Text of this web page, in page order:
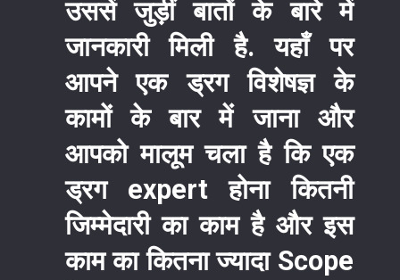
उससें जुड़ीं बातों के बारे में
जानकारी मिली है. यहाँ पर
आपने एक ड्रग विशेषज्ञ के
कामों के बार में जाना और
आपको मालूम चला है कि एक
ड्रग expert होना कितनी
जिम्मेदारी का काम है और इस
काम का कितना ज्यादा Scope